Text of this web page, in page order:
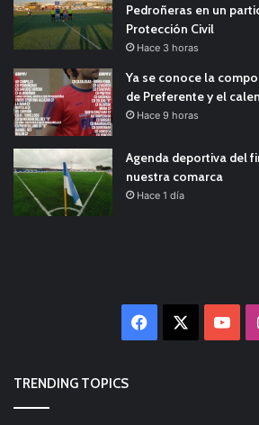
Pedroñeras en un
Protección Civil
Hace 3 horas
Ya se conoce la
de Preferente y el
Hace 9 horas
Agenda deportiva del
nuestra comarca
Hace 1 día
Facebook
TRENDING TOPICS